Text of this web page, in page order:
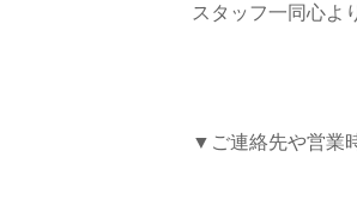
スタッフ一同心よ
▼ご連絡先や営業